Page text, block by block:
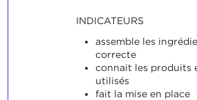
INDICATEURS
assemble les
correcte
connait les produits
utilisés
fait la mise en place